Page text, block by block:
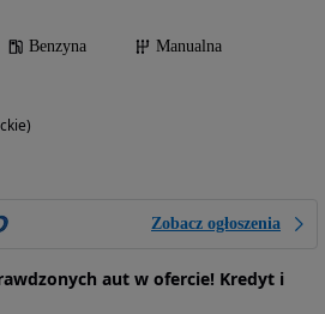
Benzyna
Manualna
Zobacz ogłoszenia
aut w ofercie! Kredyt i